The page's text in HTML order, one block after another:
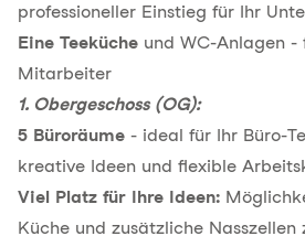
professioneller Einstieg für Ihr
Eine Teeküche und WC-Anlagen
Mitarbeiter
1. Obergeschoss (OG):
5 Büroräume - ideal für Ihr Büro-
kreative Ideen und flexible
Viel Platz für Ihre Ideen:
Küche und zusätzliche Nasszellen